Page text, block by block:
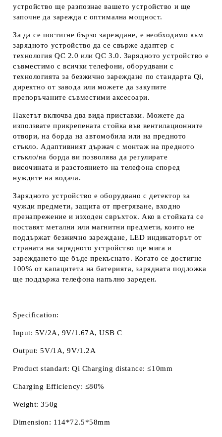
устройство ще разпознае вашето устройство и ще
започне да зарежда с оптимална мощност.
За да се постигне бързо зареждане, е необходимо към
зарядното устройство да се свърже адаптер с
технология QC 2.0 или QC 3.0. Зарядното устройство е
съвместимо с всички телефони, оборудвани с
технологията за безжично зареждане по стандарта Qi,
директно от завода или можете да закупите
препоръчаните съвместими аксесоари.
Пакетът включва два вида приставки. Можете да
използвате прикрепената стойка във вентилационните
отвори, на борда на автомобила или на предното
стъкло. Адаптивният държач с монтаж на предното
стъкло/на борда ви позволява да регулирате
височината и разстоянието на телефона според
нуждите на водача.
Зарядното устройство е оборудвано с детектор за
чужди предмети, защита от прегряване, входно
пренапрежение и изходен свръхток. Ако в стойката се
поставят метални или магнитни предмети, които не
поддържат безжично зареждане, LED индикаторът от
страната на зарядното устройство ще мига и
зареждането ще бъде прекъснато. Когато се достигне
100% от капацитета на батерията, зарядната подложка
ще поддържа телефона напълно зареден.
Specification:
Input: 5V/2A, 9V/1.67A, USB C
Output: 5V/1A, 9V/1.2A
Product standart: Qi Charging distance: ≤10mm
Charging Efficiency: ≤80%
Weight: 350g
Dimension: 114*72.5*58mm